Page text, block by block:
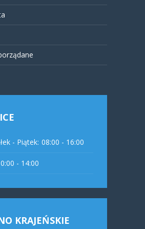
- Piątek: 08:00 - 16:00
- 14:00
KRAJEŃSKIE